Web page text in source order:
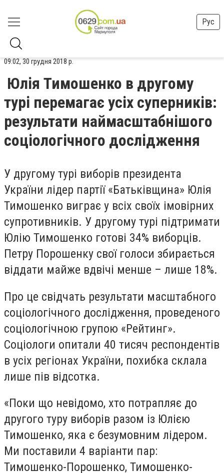
Рус
09:02, 30 грудня 2018 р.
Юлія Тимошенко в другому
турі перемагає усіх суперників:
результати наймасштабнішого
соціологічного дослідження
У другому турі виборів президента
України лідер партії «Батьківщина» Юлія
Тимошенко виграє у всіх своїх імовірних
супротивників. У другому турі підтримати
Юлію Тимошенко готові 34% виборців.
Петру Порошенку свої голоси збирається
віддати майже вдвічі менше – лише 18%.
Про це свідчать результати масштабного
соціологічного дослідження, проведеного
соціологічною групою «Рейтинг».
Соціологи опитали 40 тисяч респондентів
в усіх регіонах України, похибка склала
лише пів відсотка.
«Поки що невідомо, хто потрапляє до
другого туру виборів разом із Юлією
Тимошенко, яка є безумовним лідером.
Ми поставили 4 варіанти пар:
Тимошенко-Порошенко, Тимошенко-